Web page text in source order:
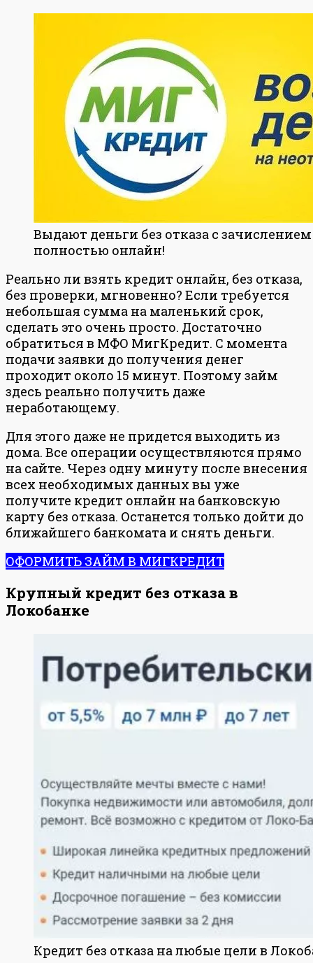
Выдают деньги без отказа с зачислением
полностью онлайн!
Реально ли взять кредит онлайн, без отказа,
без проверки, мгновенно? Если требуется
небольшая сумма на маленький срок,
сделать это очень просто. Достаточно
обратиться в МФО МигКредит. С момента
подачи заявки до получения денег
проходит около 15 минут. Поэтому займ
здесь реально получить даже
неработающему.
Для этого даже не придется выходить из
дома. Все операции осуществляются прямо
на сайте. Через одну минуту после внесения
всех необходимых данных вы уже
получите кредит онлайн на банковскую
карту без отказа. Останется только дойти до
ближайшего банкомата и снять деньги.
ОФОРМИТЬ ЗАЙМ В МИГКРЕДИТ
Крупный кредит без отказа в
Локобанке
Кредит без отказа на любые цели в